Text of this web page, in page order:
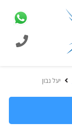
יעל נבון